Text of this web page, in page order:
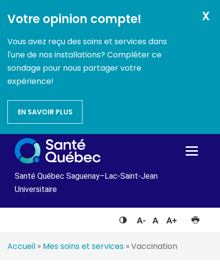
X
Votre opinion compte!
Vous avez reçu des soins et services dans
l'une de nos installations? Compléter ce
sondage pour nous partager votre
expérience!
EN SAVOIR PLUS
Passer
au
contenu
Santé Québec Saguenay–Lac-Saint-Jean
Universitaire
Accueil » Mes soins et services »Vaccination